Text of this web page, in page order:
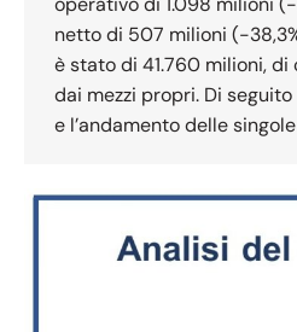
netto di 507 milioni (-
è stato di 41.760 milioni,
dai mezzi propri. Di seguito
e l’andamento delle